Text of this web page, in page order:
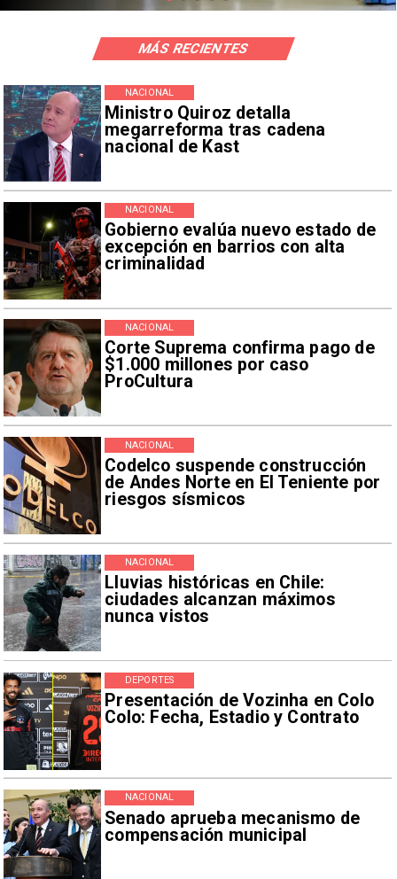
Ministro Quiroz detalla
megarreforma tras cadena
nacional de Kast
NACIONAL
Gobierno evalúa nuevo estado de
excepción en barrios con alta
criminalidad
NACIONAL
Corte Suprema confirma pago de
$1.000 millones por caso
ProCultura
NACIONAL
Codelco suspende construcción
de Andes Norte en El Teniente por
riesgos sísmicos
NACIONAL
Lluvias históricas en Chile:
ciudades alcanzan máximos
nunca vistos
NACIONAL
Presentación de Vozinha en Colo
Colo: Fecha, Estadio y Contrato
DEPORTES
Senado aprueba mecanismo de
compensación municipal
NACIONAL
MÁS RECIENTES